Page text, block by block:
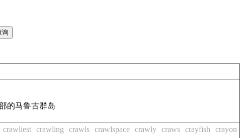
的马鲁古群岛
crawliest crawling crawls crawlspace crawly craws crayfish
crayon